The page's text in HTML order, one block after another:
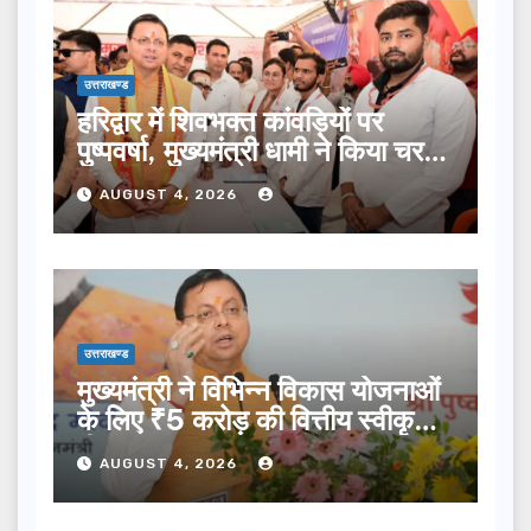
उत्तराखण्ड
हरिद्वार में शिवभक्त कांवड़ियों पर
पुष्पवर्षा, मुख्यमंत्री धामी ने किया चरण
प्रक्षालन…
AUGUST 4, 2026
उत्तराखण्ड
मुख्यमंत्री ने विभिन्न विकास योजनाओं
के लिए ₹5 करोड़ की वित्तीय स्वीकृति
दी…AUGUST 4, 2026